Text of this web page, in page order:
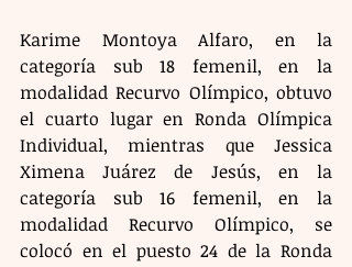
Karime Montoya Alfaro, en la
categoría sub 18 femenil, en la
modalidad Recurvo Olímpico, obtuvo
el cuarto lugar en Ronda Olímpica
Individual, mientras que Jessica
Ximena Juárez de Jesús, en la
categoría sub 16 femenil, en la
modalidad Recurvo Olímpico, se
colocó en el puesto 24 de la Ronda